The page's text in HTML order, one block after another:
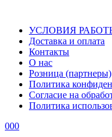
УСЛОВИЯ
Доставка и оплата
Контакты
О наc
Розница (партнеры)
Политика
Согласие на
Политика
000